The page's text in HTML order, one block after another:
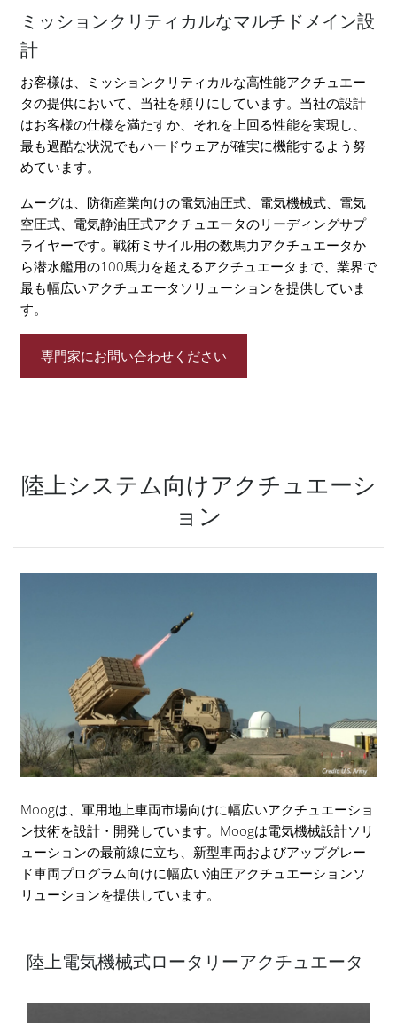
ミッションクリティカルなマルチドメイン設
計
お客様は、ミッションクリティカルな高性能アクチュエー
タの提供において、当社を頼りにしています。当社の設計
はお客様の仕様を満たすか、それを上回る性能を実現し、
最も過酷な状況でもハードウェアが確実に機能するよう努
めています。
ムーグは、防衛産業向けの電気油圧式、電気機械式、電気
空圧式、電気静油圧式アクチュエータのリーディングサプ
ライヤーです。戦術ミサイル用の数馬力アクチュエータか
ら潜水艦用の100馬力を超えるアクチュエータまで、業界で
最も幅広いアクチュエータソリューションを提供していま
す。
専門家にお問い合わせください
陸上システム向けアクチュエーシ
ョン
Moogは、軍用地上車両市場向けに幅広いアクチュエーショ
ン技術を設計・開発しています。Moogは電気機械設計ソリ
ューションの最前線に立ち、新型車両およびアップグレー
ド車両プログラム向けに幅広い油圧アクチュエーションソ
リューションを提供しています。
陸上電気機械式ロータリーアクチュエータ